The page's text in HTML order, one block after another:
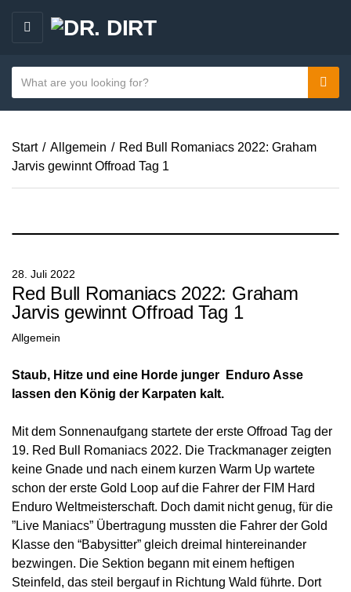
M
a
e
g
o
m
e
e
a
c
h
t
Start / Allgemein / Red Bull Romaniacs 2022: Graham
Jarvis gewinnt Offroad Tag 1
28. Juli 2022
Red Bull Romaniacs 2022: Graham
Jarvis gewinnt Offroad Tag 1
Allgemein
Staub, Hitze und eine Horde junger Enduro Asse
lassen den König der Karpaten kalt.
Mit dem Sonnenaufgang startete der erste Offroad Tag der
19. Red Bull Romaniacs 2022. Die Trackmanager zeigten
keine Gnade und nach einem kurzen Warm Up wartete
schon der erste Gold Loop auf die Fahrer der FIM Hard
Enduro Weltmeisterschaft. Doch damit nicht genug, für die
”Live Maniacs” Übertragung mussten die Fahrer der Gold
Klasse den “Babysitter” gleich dreimal hintereinander
bezwingen. Die Sektion begann mit einem heftigen
Steinfeld, das steil bergauf in Richtung Wald führte. Dort